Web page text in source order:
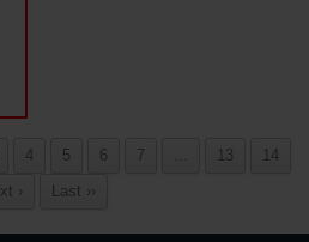
4 5 6 7 ... 13
14
›
Last ››